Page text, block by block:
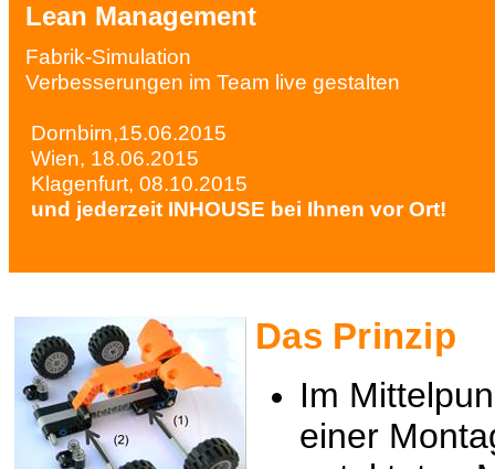
Lean Management
Fabrik-Simulation
Verbesserungen im Team live gestalten
Dornbirn,15.06.2015
Wien, 18.06.2015
Klagenfurt, 08.10.2015
und jederzeit INHOUSE bei Ihnen vor Ort!
Das Prinzip
Im
einer